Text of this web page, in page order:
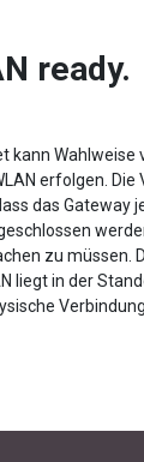
ready.
kann Wahlweise
erfolgen. Die
das Gateway
zu müssen.
liegt in der